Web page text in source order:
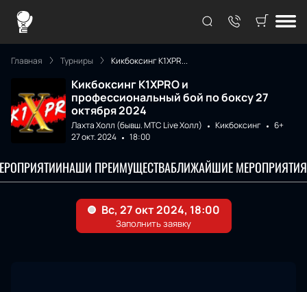
Главная Турниры Кикбоксинг K1XPR...
Кикбоксинг K1XPRO и
профессиональный бой по боксу 27
октября 2024
Лахта Холл (бывш. МТС Live Холл) Кикбоксинг
6+
27 окт. 2024
18:00
НАШИ ПРЕИМУЩЕСТВАБЛИЖАЙШИЕ МЕРОПРИЯТИЯ